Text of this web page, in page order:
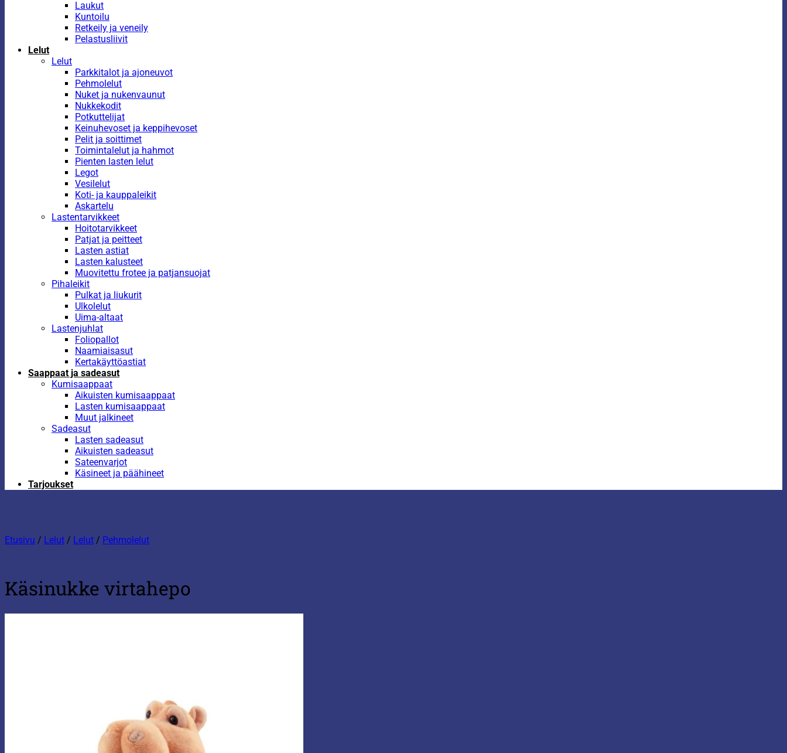
Laukut
Kuntoilu
Retkeily ja veneily
Pelastusliivit
Lelut
Lelut
Parkkitalot ja ajoneuvot
Pehmolelut
Nuket ja nukenvaunut
Nukkekodit
Potkuttelijat
Keinuhevoset ja keppihevoset
Pelit ja soittimet
Toimintalelut ja hahmot
Pienten lasten lelut
Legot
Vesilelut
Koti- ja kauppaleikit
Askartelu
Lastentarvikkeet
Hoitotarvikkeet
Patjat ja peitteet
Lasten astiat
Lasten kalusteet
Muovitettu frotee ja patjansuojat
Pihaleikit
Pulkat ja liukurit
Ulkolelut
Uima-altaat
Lastenjuhlat
Foliopallot
Naamiaisasut
Kertakäyttöastiat
Saappaat ja sadeasut
Kumisaappaat
Aikuisten kumisaappaat
Lasten kumisaappaat
Muut jalkineet
Sadeasut
Lasten sadeasut
Aikuisten sadeasut
Sateenvarjot
Käsineet ja päähineet
Tarjoukset
Etusivu / Lelut / Lelut / Pehmolelut
Käsinukke virtahepo